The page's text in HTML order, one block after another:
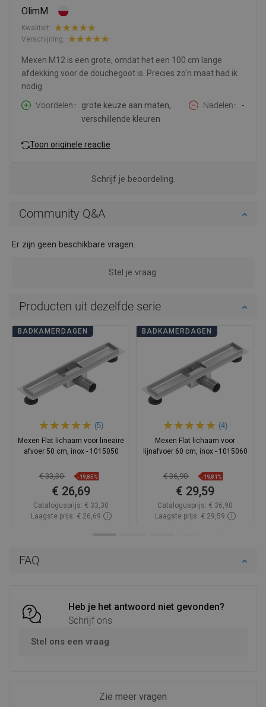
FAQ
Heb je het antwoord niet gevonden?
Schrijf ons
Stel ons een vraag
Zie meer vragen
OlimM
Kwaliteit:
Verschijning:
Mexen M12 is een grote, omdat het een 100 cm lange
afdekking voor de douchegoot is. Precies zo'n maat had ik
nodig.
Voordelen:
grote keuze aan maten,
verschillende kleuren
Nadelen: -
Toon originele reactie
Schrijf je beoordeling.
Community Q&A
Er zijn geen beschikbare vragen.
Stel je vraag.
Producten uit dezelfde serie
BADKAMERDAGEN
(5)
Mexen Flat lichaam voor lineaire
afvoer 50 cm, inox - 1015050
€ 33,30 -19,85%
€ 26,69
Catalogusprijs: € 33,30
Laagste prijs: € 26,69
BADKAMERDAGEN
(4)
Mexen Flat lichaam voor
lijnafvoer 60 cm, inox - 1015060
€ 36,90 -19,81%
€ 29,59
Catalogusprijs: € 36,90
Laagste prijs: € 29,59